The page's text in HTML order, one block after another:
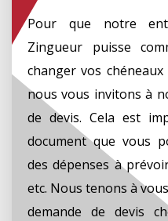
Pour que notre
Zingueur puisse
changer vos
nous vous invitons à
de devis. Cela est
document que vous
des dépenses à
etc. Nous tenons à
demande de devis